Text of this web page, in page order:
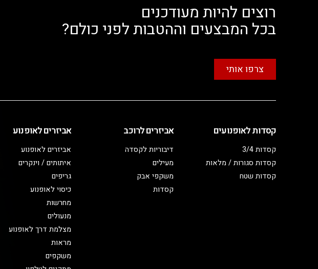
רוצים להיות מעודכנים
בכל המבצעים וההטבות לפני כולם?
צרפו אותי
קסדות לאופנועים
קסדות 3/4
קסדות סגורות / מלאות
קסדות שטח
אביזרים לרוכב
דיבוריות לקסדה
מעילים
משקפי אבק
קסדות
אביזרים לאופנוע
אביזרים לאופנוע
איתותים / וינקרים
גריפים
כיסוי לאופנוע
מחרשות
מנעולים
מצלמת דרך לאופנוע
מראות
משקפים